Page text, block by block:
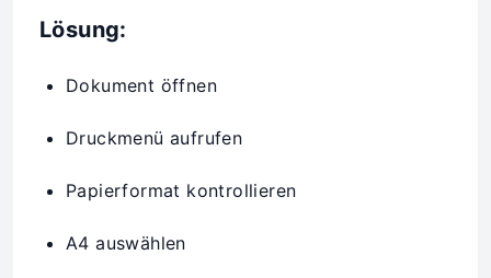
Lösung:
Dokument öffnen
Druckmenü aufrufen
Papierformat kontrollieren
A4 auswählen